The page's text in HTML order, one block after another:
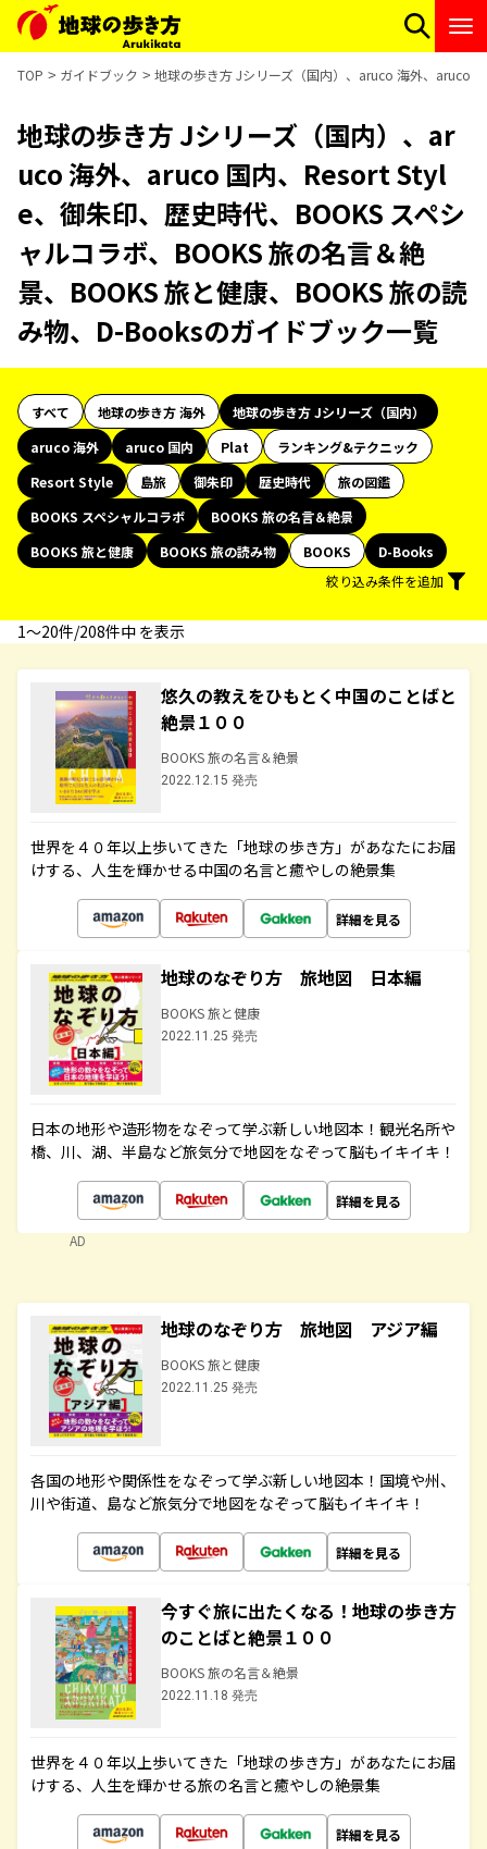
TOP ガイドブック 地球の歩き方 Jシリーズ（国内）、aruco 海外、aruco
地球の歩き方 Jシリーズ（国内）、ar
uco 海外、aruco 国内、Resort Styl
e、御朱印、歴史時代、BOOKS スペシ
ャルコラボ、BOOKS 旅の名言＆絶
景、BOOKS 旅と健康、BOOKS 旅の読
み物、D-Booksのガイドブック一覧
すべて 地球の歩き方 海外
地球の歩き方 Jシリーズ（国内）
aruco 海外
aruco 国内 Plat
ランキング&テクニック
Resort Style
島旅 御朱印 歴史時代
旅の図鑑
BOOKS スペシャルコラボ
BOOKS 旅の名言＆絶景
BOOKS 旅と健康
BOOKS 旅の読み物 BOOKS
D-Books
絞り込み条件を追加
1〜20件/208件中 を表示
悠久の教えをひもとく中国のことばと
絶景１００
BOOKS 旅の名言＆絶景
2022.12.15 発売
世界を４０年以上歩いてきた「地球の歩き方」があなたにお届
けする、人生を輝かせる中国の名言と癒やしの絶景集
詳細を見る
地球のなぞり方 旅地図 日本編
BOOKS 旅と健康
2022.11.25 発売
日本の地形や造形物をなぞって学ぶ新しい地図本！観光名所や
橋、川、湖、半島など旅気分で地図をなぞって脳もイキイキ！
詳細を見る
AD
地球のなぞり方 旅地図 アジア編
BOOKS 旅と健康
2022.11.25 発売
各国の地形や関係性をなぞって学ぶ新しい地図本！国境や州、
川や街道、島など旅気分で地図をなぞって脳もイキイキ！
詳細を見る
今すぐ旅に出たくなる！地球の歩き方
のことばと絶景１００
BOOKS 旅の名言＆絶景
2022.11.18 発売
世界を４０年以上歩いてきた「地球の歩き方」があなたにお届
けする、人生を輝かせる旅の名言と癒やしの絶景集
詳細を見る